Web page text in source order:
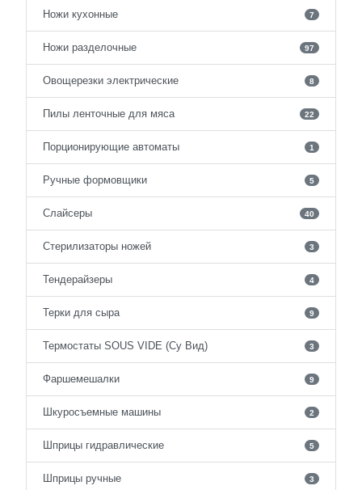
Ножи кухонные 7
Ножи разделочные 97
Овощерезки электрические 8
Пилы ленточные для мяса 22
Порционирующие автоматы 1
Ручные формовщики 5
Слайсеры 40
Стерилизаторы ножей 3
Тендерайзеры 4
Терки для сыра 9
Термостаты SOUS VIDE (Су Вид) 3
Фаршемешалки 9
Шкуросъемные машины 2
Шприцы гидравлические 5
Шприцы ручные 3